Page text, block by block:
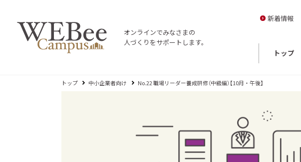
オンラインでみなさまの
人づくりをサポートします。
トップ
新着情報
トップ 中小企業者向け No.22 職場リーダー養成研修（中級編）【10月・午後】